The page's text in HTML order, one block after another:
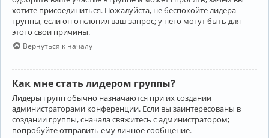
хотите присоединиться. Пожалуйста, не беспокойте лидера
группы, если он отклонил ваш запрос; у него могут быть для
этого свои причины.
Вернуться к началу
Как мне стать лидером группы?
Лидеры групп обычно назначаются при их создании
администраторами конференции. Если вы заинтересованы в
создании группы, сначала свяжитесь с администратором;
попробуйте отправить ему личное сообщение.